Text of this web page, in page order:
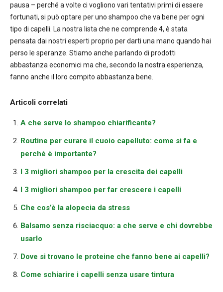
pausa – perché a volte ci vogliono vari tentativi primi di essere
fortunati, si può optare per uno shampoo che va bene per ogni
tipo di capelli. La nostra lista che ne comprende 4, è stata
pensata dai nostri esperti proprio per darti una mano quando hai
perso le speranze. Stiamo anche parlando di prodotti
abbastanza economici ma che, secondo la nostra esperienza,
fanno anche il loro compito abbastanza bene.
Articoli correlati
A che serve lo shampoo chiarificante?
Routine per curare il cuoio capelluto: come si fa e
perché è importante?
I 3 migliori shampoo per la crescita dei capelli
I 3 migliori shampoo per far crescere i capelli
Che cos’è la alopecia da stress
Balsamo senza risciacquo: a che serve e chi dovrebbe
usarlo
Dove si trovano le proteine che fanno bene ai capelli?
Come schiarire i capelli senza usare tintura